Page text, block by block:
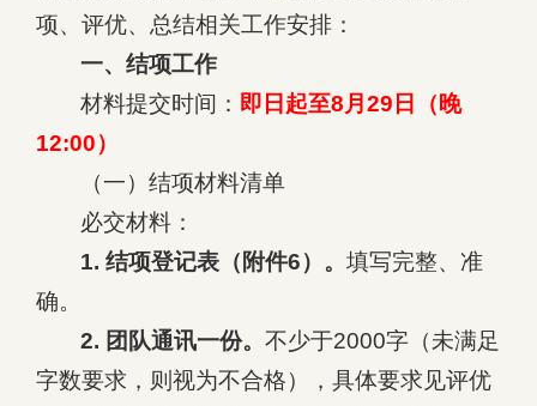
项、评优、总结相关工作安排：
一、结项工作
材料提交时间： 即日起至8月29日（晚
12:00）
（一）结项材料清单
必交材料：
1. 结项登记表（附件6）。填写完整、准
确。
2. 团队通讯一份。不少于2000字（未满足
字数要求，则视为不合格），具体要求见评优